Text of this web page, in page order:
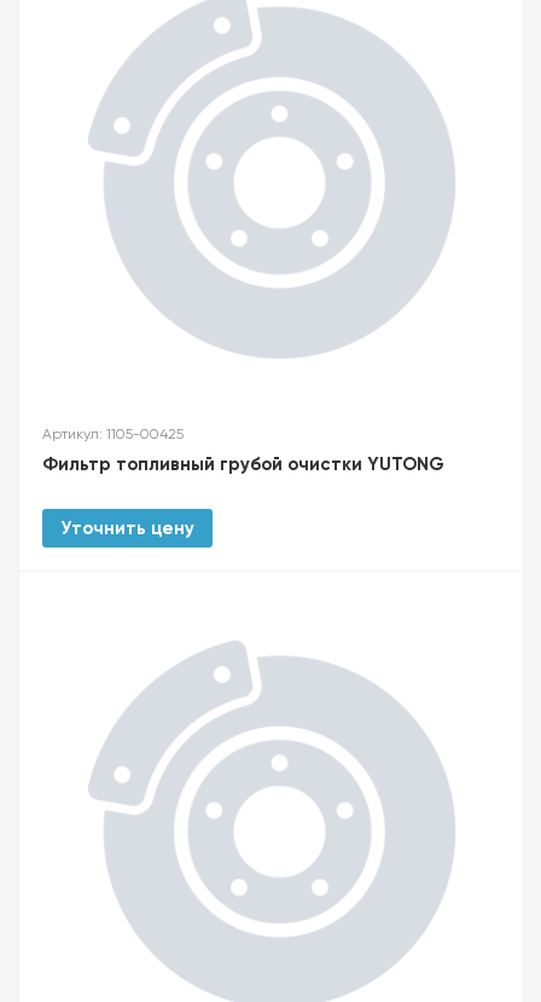
Артикул: 1105-00425
Фильтр топливный грубой очистки YUTONG
Уточнить цену